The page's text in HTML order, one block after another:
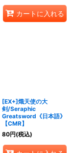
カートに入れる
[EX+]熾天使の大
剣/Seraphic
Greatsword《日本語》
【CMR】
80円(税込)